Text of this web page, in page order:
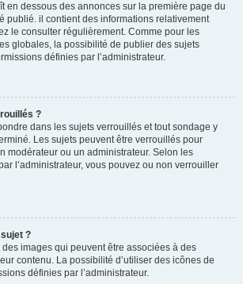
en dessous des annonces sur la première page du
publié. il contient des informations relativement
le consulter régulièrement. Comme pour les
globales, la possibilité de publier des sujets
définies par l’administrateur.
?
dans les sujets verrouillés et tout sondage y
Les sujets peuvent être verrouillés pour
modérateur ou un administrateur. Selon les
l’administrateur, vous pouvez ou non verrouiller
?
images qui peuvent être associées à des
contenu. La possibilité d’utiliser des icônes de
définies par l’administrateur.